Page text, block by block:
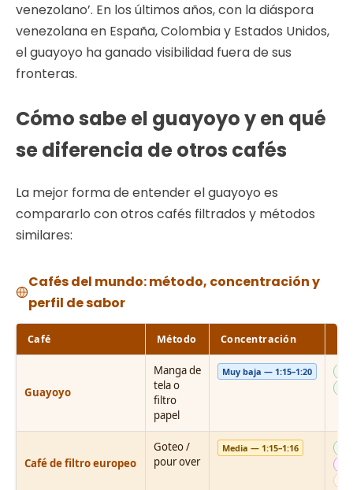
venezolano’. En los últimos años, con la diáspora
venezolana en España, Colombia y Estados Unidos,
el guayoyo ha ganado visibilidad fuera de sus
fronteras.
Cómo sabe el guayoyo y en qué
se diferencia de otros cafés
La mejor forma de entender el guayoyo es
compararlo con otros cafés filtrados y métodos
similares:
Cafés del mundo: método, concentración y
perfil de sabor
Café Método Concentración
Guayoyo
Manga de
tela o
filtro
papel
Muy baja — 1:15–1:20
Café de filtro europeo
Goteo /
pour over
Media — 1:15–1:16